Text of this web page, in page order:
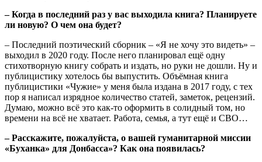
– Когда в последний раз у вас выходила книга? Планируете
ли новую? О чем она будет?
– Последний поэтический сборник – «Я не хочу это видеть» –
выходил в 2020 году. После него планировал ещё одну
стихотворную книгу собрать и издать, но руки не дошли. Ну и
публицистику хотелось бы выпустить. Объёмная книга
публицистики «Чужие» у меня была издана в 2017 году, с тех
пор я написал изрядное количество статей, заметок, рецензий.
Думаю, можно всё это как-то оформить в солидный том, но
времени на всё не хватает. Работа, семья, а тут ещё и СВО…
– Расскажите, пожалуйста, о вашей гуманитарной миссии
«Буханка» для Донбасса»? Как она появилась?